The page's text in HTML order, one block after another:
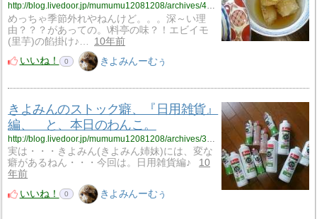
http://blog.livedoor.jp/mumumu12081208/archives/4042845.html
めっちゃ季節外れやねんけど。。。深～い理
由？？？があっての。\料亭の味？！エビイモ
(里芋)の餡掛け♪…
10年前
いいね！
0 きよみんーむぅ
きよみんのストック癖、『日用雑貨』
編、 と、本日のわんこ。
実は・・・きよみん(きよみん姉妹)には、変な
癖があるねん・・・今回は。日用雑貨編♪
10
年前
いいね！
0 きよみんーむぅ